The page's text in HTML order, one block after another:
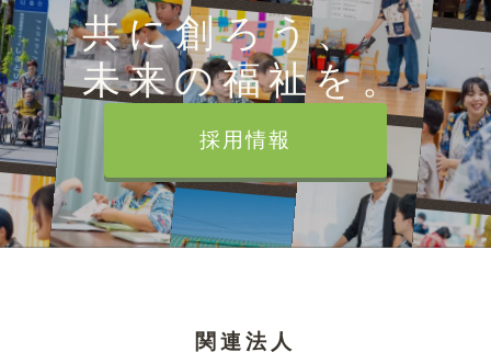
共に創ろう、
未来の福祉を。
採用情報
関連法人